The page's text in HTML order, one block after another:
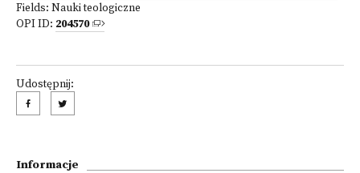
Fields: Nauki teologiczne
OPI ID: 204570
Udostępnij:
Informacje